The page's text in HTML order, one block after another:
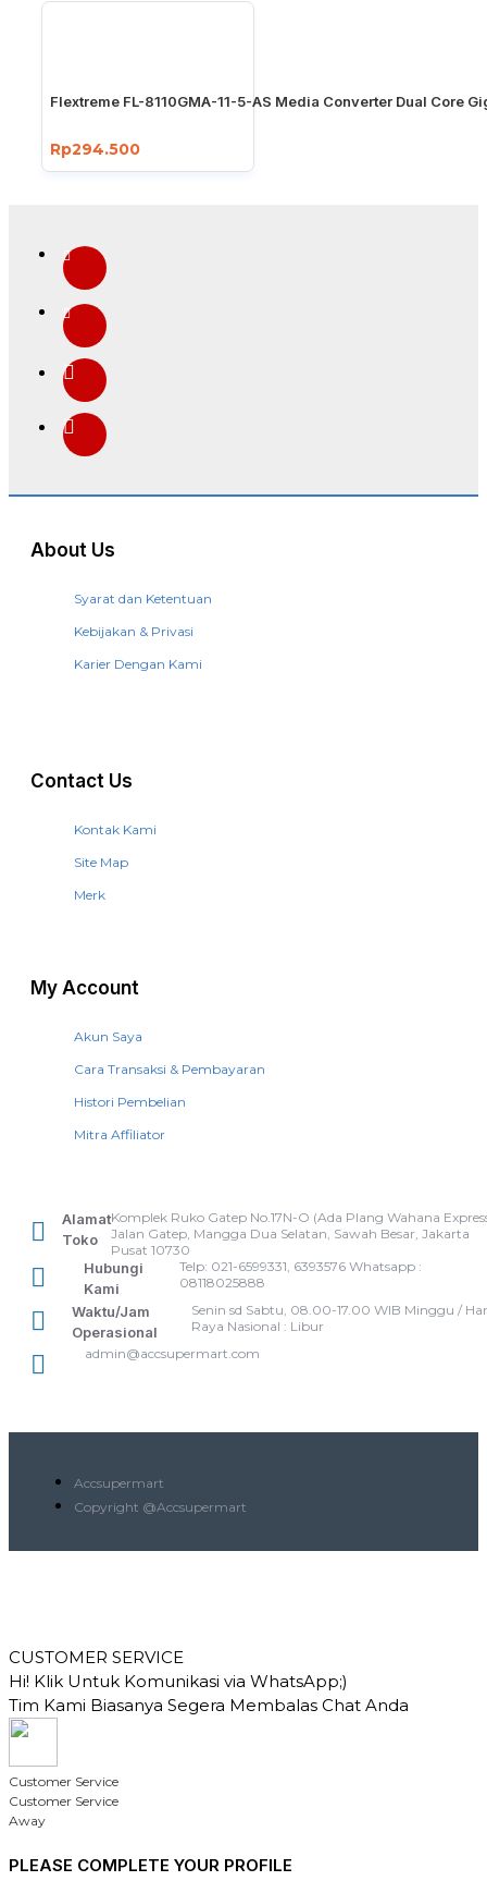
Flextreme FL-8110GMA-11-5-AS Media Converter Dual Core
Rp294.500
About Us
Syarat dan Ketentuan
Kebijakan & Privasi
Karier Dengan Kami
Contact Us
Kontak Kami
Site Map
Merk
My Account
Akun Saya
Cara Transaksi & Pembayaran
Histori Pembelian
Mitra Affiliator
Alamat
Toko
Komplek Ruko Gatep No.17N-O (Ada Plang Wahana
Jalan Gatep, Mangga Dua Selatan, Sawah Besar, Jakarta
Pusat 10730
Hubungi
Kami
Telp: 021-6599331, 6393576 Whatsapp :
08118025888
Waktu/Jam
Operasional
Senin sd Sabtu, 08.00-17.00 WIB Minggu /
Raya Nasional : Libur
admin@accsupermart.com
Accsupermart
Copyright @Accsupermart
CUSTOMER SERVICE
Hi! Klik Untuk Komunikasi via WhatsApp;)
Tim Kami Biasanya Segera Membalas Chat Anda
Customer Service
Customer Service
Away
PLEASE COMPLETE YOUR PROFILE